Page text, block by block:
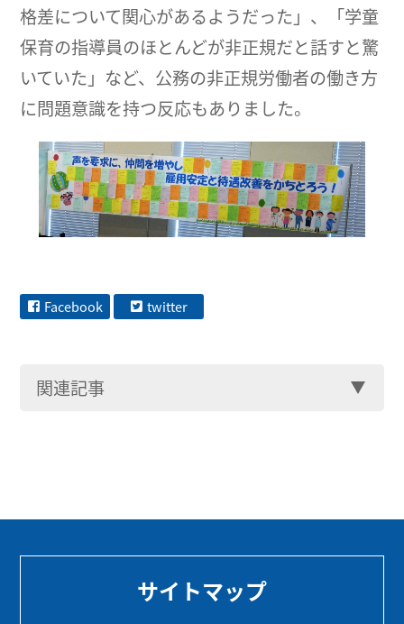
格差について関心があるようだった」、「学童
保育の指導員のほとんどが非正規だと話すと驚
いていた」など、公務の非正規労働者の働き方
に問題意識を持つ反応もありました。
Facebook twitter
関連記事
サイトマップ